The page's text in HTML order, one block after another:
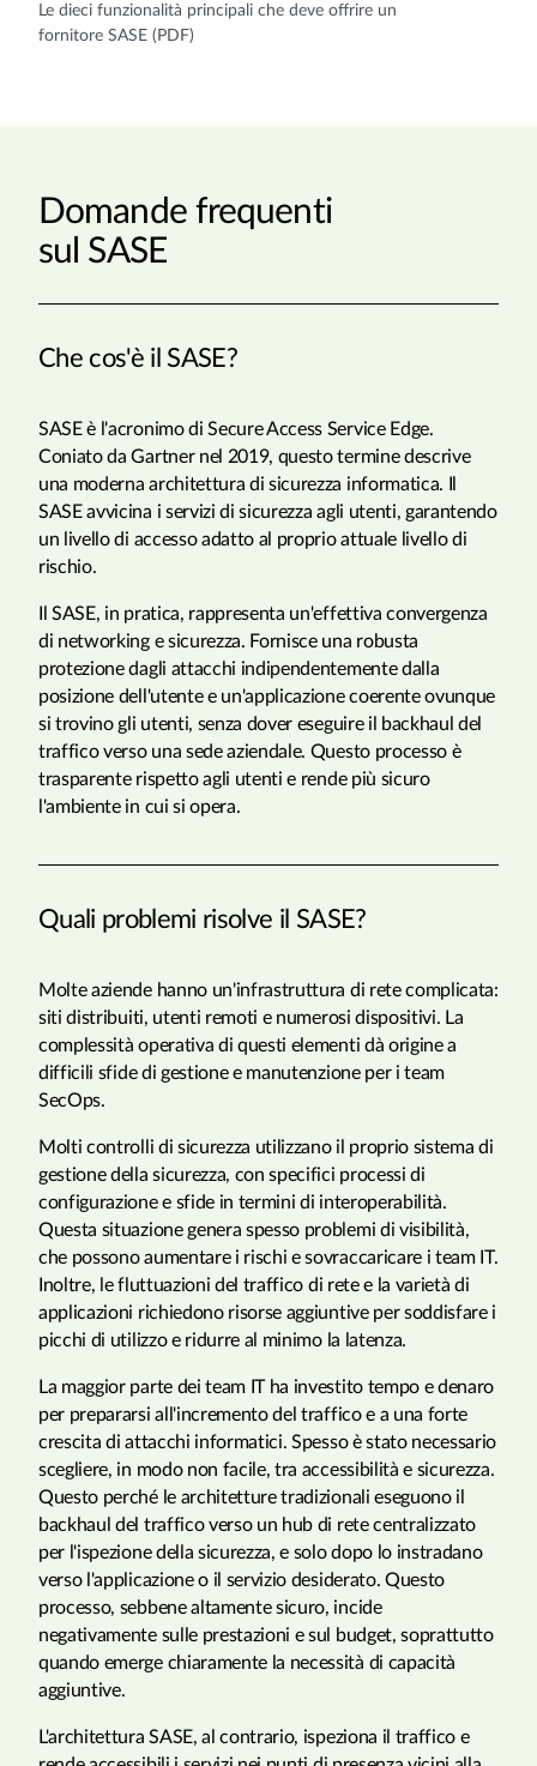
Le dieci funzionalità principali che deve offrire un
fornitore SASE (PDF)
Domande frequenti
sul SASE
Che cos'è il SASE?
SASE è l'acronimo di Secure Access Service Edge.
Coniato da Gartner nel 2019, questo termine descrive
una moderna architettura di sicurezza informatica. Il
SASE avvicina i servizi di sicurezza agli utenti, garantendo
un livello di accesso adatto al proprio attuale livello di
rischio.
Il SASE, in pratica, rappresenta un'effettiva convergenza
di networking e sicurezza. Fornisce una robusta
protezione dagli attacchi indipendentemente dalla
posizione dell'utente e un'applicazione coerente ovunque
si trovino gli utenti, senza dover eseguire il backhaul del
traffico verso una sede aziendale. Questo processo è
trasparente rispetto agli utenti e rende più sicuro
l'ambiente in cui si opera.
Quali problemi risolve il SASE?
Molte aziende hanno un'infrastruttura di rete complicata:
siti distribuiti, utenti remoti e numerosi dispositivi. La
complessità operativa di questi elementi dà origine a
difficili sfide di gestione e manutenzione per i team
SecOps.
Molti controlli di sicurezza utilizzano il proprio sistema di
gestione della sicurezza, con specifici processi di
configurazione e sfide in termini di interoperabilità.
Questa situazione genera spesso problemi di visibilità,
che possono aumentare i rischi e sovraccaricare i team IT.
Inoltre, le fluttuazioni del traffico di rete e la varietà di
applicazioni richiedono risorse aggiuntive per soddisfare i
picchi di utilizzo e ridurre al minimo la latenza.
La maggior parte dei team IT ha investito tempo e denaro
per prepararsi all'incremento del traffico e a una forte
crescita di attacchi informatici. Spesso è stato necessario
scegliere, in modo non facile, tra accessibilità e sicurezza.
Questo perché le architetture tradizionali eseguono il
backhaul del traffico verso un hub di rete centralizzato
per l'ispezione della sicurezza, e solo dopo lo instradano
verso l'applicazione o il servizio desiderato. Questo
processo, sebbene altamente sicuro, incide
negativamente sulle prestazioni e sul budget, soprattutto
quando emerge chiaramente la necessità di capacità
aggiuntive.
L'architettura SASE, al contrario, ispeziona il traffico e